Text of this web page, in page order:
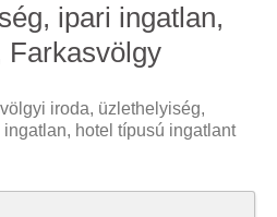
ipari ingatlan,
Farkasvölgy
iroda, üzlethelyiség,
hotel típusú ingatlant